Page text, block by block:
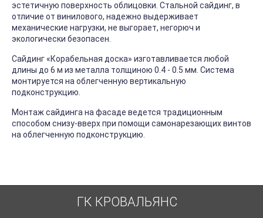
эстетичную поверхность облицовки. Стальной сайдинг, в
отличие от винилового, надежно выдерживает
механические нагрузки, не выгорает, негорюч и
экологически безопасен.
Сайдинг «Корабельная доска» изготавливается любой
длины до 6 м из металла толщиною 0.4 - 0.5 мм. Система
монтируется на облегченную вертикальную
подконструкцию.
Монтаж сайдинга на фасаде ведется традиционным
способом снизу-вверх при помощи самонарезающих винтов
на облегченную подконструкцию.
ГК КРОВАЛЬЯНС